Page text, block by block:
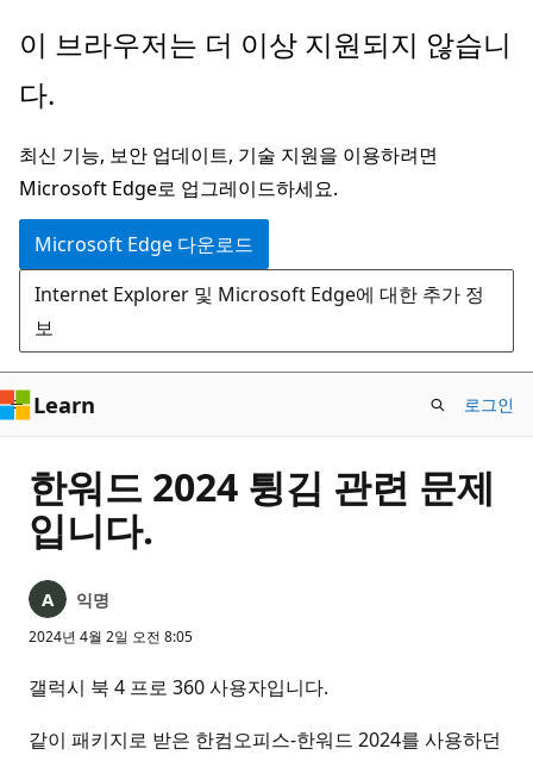
주
콘
츠
로
건
너
뛰
기
이 브라우저는 더 이상 지원되지 않습니
다.
최신 기능, 보안 업데이트, 기술 지원을 이용하려면
Microsoft Edge로 업그레이드하세요.
Microsoft Edge 다운로드
Internet Explorer 및 Microsoft Edge에 대한 추가 정
보
Learn 로그인
한워드 2024 튕김 관련 문제
입니다.
익명
2024년 4월 2일 오전 8:05
갤럭시 북 4 프로 360 사용자입니다.
같이 패키지로 받은 한컴오피스-한워드 2024를 사용하던